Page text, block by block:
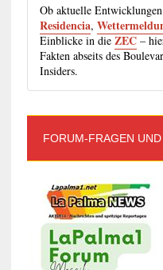
Ob aktuelle
Residencia,
Einblicke in dieZEC–
Fakten abseits des
Insiders.
FORUM-FRAGEN